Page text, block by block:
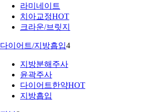
라미네이트
치아교정HOT
크라운/브릿지
다이어트/지방흡입4
지방분해주사
윤곽주사
다이어트한약HOT
지방흡입